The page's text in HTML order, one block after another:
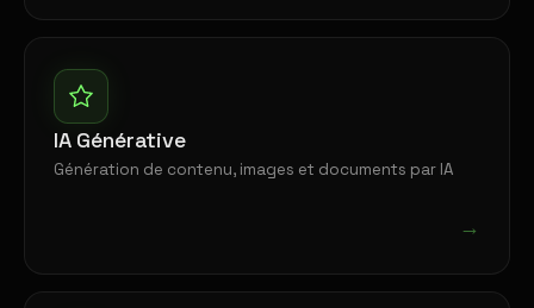
IA Générative
Génération de contenu, images et documents par IA
→